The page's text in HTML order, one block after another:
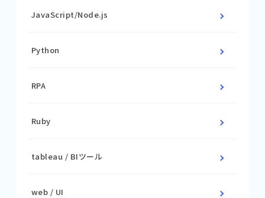
JavaScript/Node.js
Python
RPA
Ruby
tableau / BIツール
web / UI